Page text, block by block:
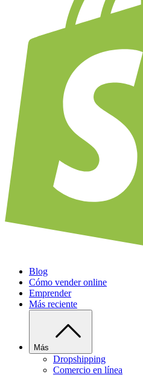
Blog
Cómo vender online
Emprender
Más reciente
Más
Dropshipping
Comercio en línea